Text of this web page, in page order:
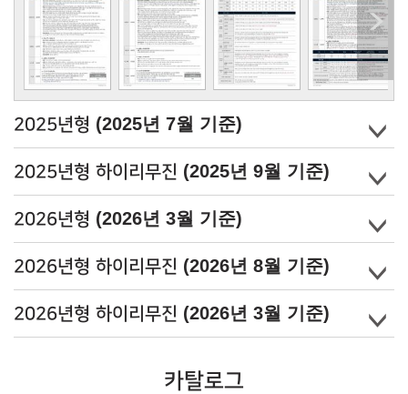
2025년형 (2025년 7월 기준)
2025년형 하이리무진 (2025년 9월 기준)
2026년형 (2026년 3월 기준)
2026년형 하이리무진 (2026년 8월 기준)
2026년형 하이리무진 (2026년 3월 기준)
카탈로그